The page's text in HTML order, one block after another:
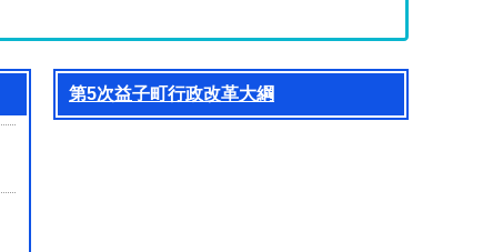
第5次益子町行政改革大綱